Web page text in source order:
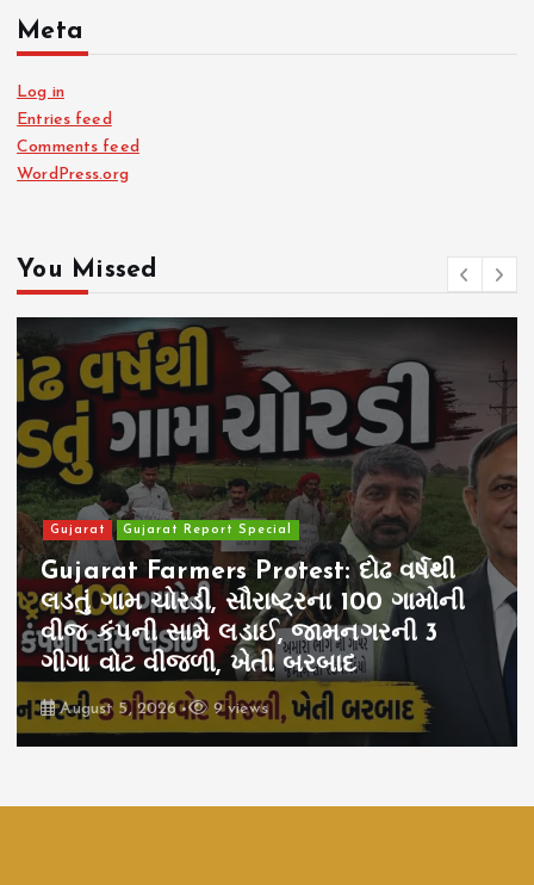
Meta
Log in
Entries feed
Comments feed
WordPress.org
You Missed
Gujarat Gujarat Report Special
Gujarat Farmers Protest: દોઢ વર્ષથી
લડતું ગામ ચોરડી, સૌરાષ્ટ્રના 100 ગામોની
વીજ કંપની સામે લડાઈ, જામનગરની 3
ગીગા વોટ વીજળી, ખેતી બરબાદ
August 5, 2026 9 views